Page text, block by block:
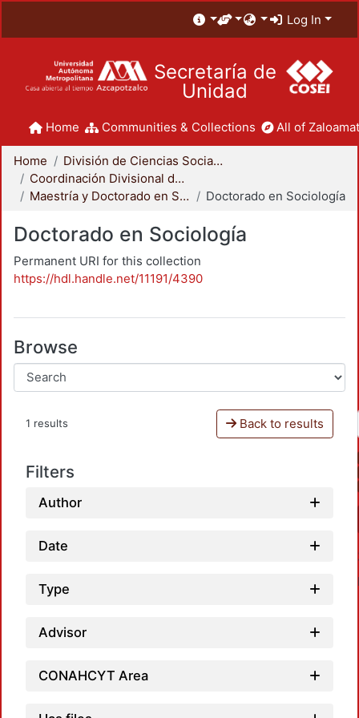
Log In
Secretaría de
Unidad
Home Communities & Collections All of
Home
División de Ciencias Sociales y Humanidades
Coordinación Divisional de Posgrado
Maestría y Doctorado en Sociología
Doctorado en Sociología
Doctorado en Sociología
Permanent URI for this collection
https://hdl.handle.net/11191/4390
Browse
1 results Back to results
Filters
Author
Date
Type
Advisor
CONAHCYT Area